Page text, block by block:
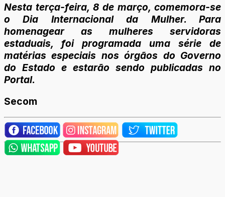
Nesta terça-feira, 8 de março, comemora-se
o Dia Internacional da Mulher. Para
homenagear as mulheres servidoras
estaduais, foi programada uma série de
matérias especiais nos órgãos do Governo
do Estado e estarão sendo publicadas no
Portal.
Secom